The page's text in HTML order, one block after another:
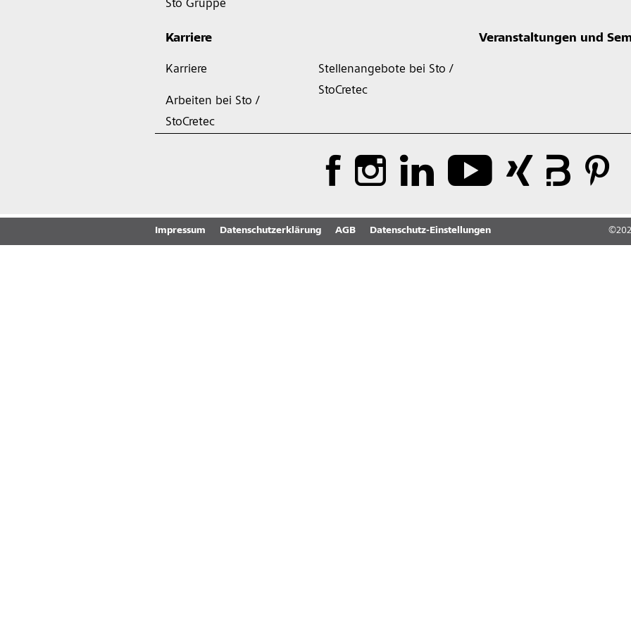
Sto Gruppe
Karriere
Karriere
Arbeiten bei Sto /
StoCretec
Stellenangebote bei Sto /
StoCretec
Veranstaltungen und
Impressum Datenschutzerklärung AGB Datenschutz-Einstellungen ©